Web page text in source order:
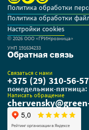
Политика обработки
Политика обработки
Настройки cookies
© 2026 OOO «ГРИНрозница»
УНП 191634233
Обратная связь
Связаться с нами
+375 (29) 310-56-57
понедельник-
Написать обращение